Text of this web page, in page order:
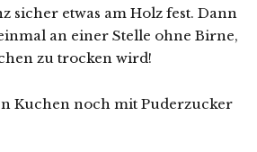
sicher etwas am Holz fest. Dann
an einer Stelle ohne Birne,
zu trocken wird!
Kuchen noch mit Puderzucker